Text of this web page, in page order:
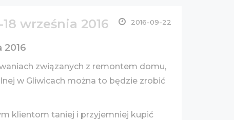
września 2016 2016-09-22
2016
związanych z remontem domu,
w Gliwicach można to będzie zrobić
klientom taniej i przyjemniej kupić